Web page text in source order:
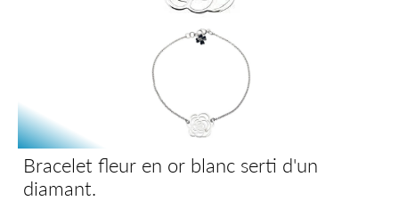
Bracelet fleur en or blanc serti d'un
diamant.